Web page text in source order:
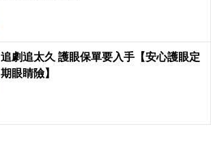
追劇追太久 護眼保單要入手【安心護眼定
期眼睛險】